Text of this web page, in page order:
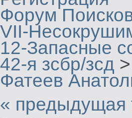
Форум
VII-
12-Запасные
42-я зсбр/зсд >
Фатеев
« предыдущая